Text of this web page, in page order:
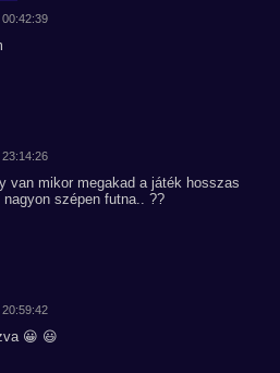
van mikor megakad a játék hosszas
szépen futna.. ??
😀 😃